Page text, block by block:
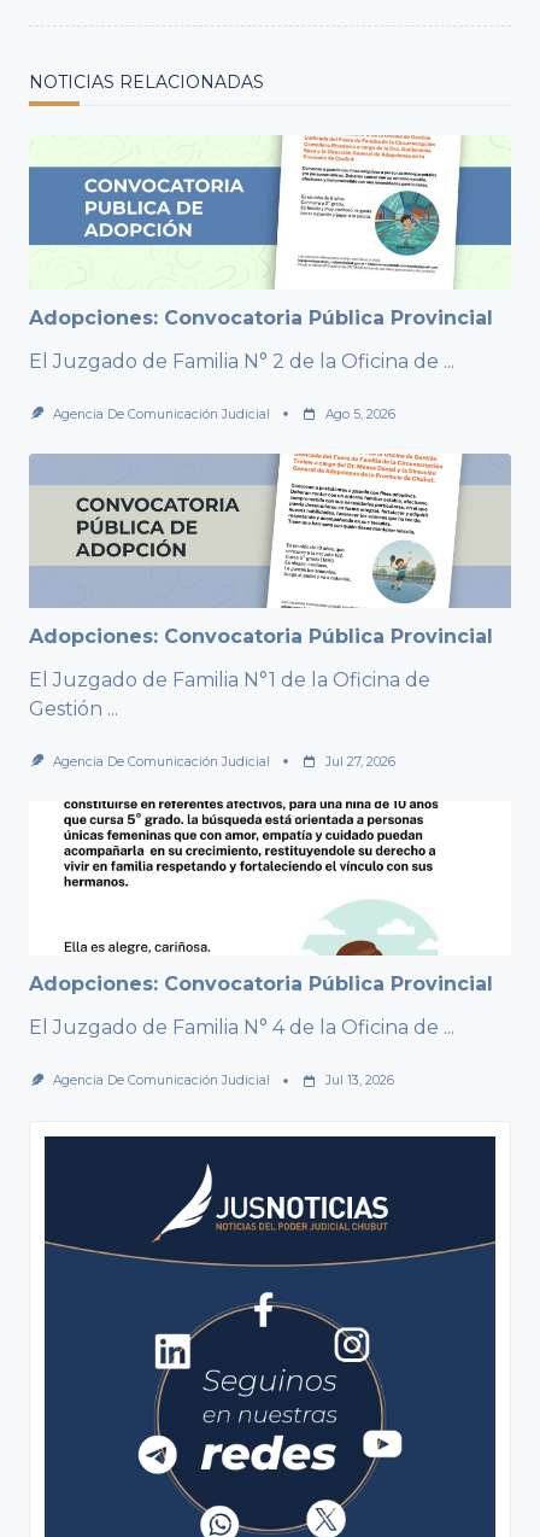
NOTICIAS RELACIONADAS
Adopciones: Convocatoria Pública Provincial
El Juzgado de Familia N° 2 de la Oficina de ...
Agencia De Comunicación Judicial Ago 5, 2026
Adopciones: Convocatoria Pública Provincial
El Juzgado de Familia N°1 de la Oficina de
Gestión ...
Agencia De Comunicación Judicial Jul 27, 2026
Adopciones: Convocatoria Pública Provincial
El Juzgado de Familia N° 4 de la Oficina de ...
Agencia De Comunicación Judicial Jul 13, 2026